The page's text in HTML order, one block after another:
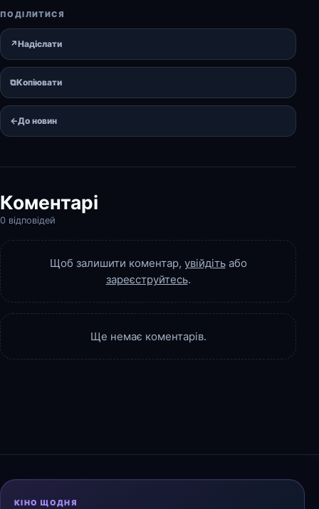
ПОДІЛИТИСЯ
↗Надіслати
⧉Копіювати
←До новин
Коментарі
0 відповідей
Щоб залишити коментар, увійдітьабо
зареєструйтесь.
Ще немає коментарів.
КІНО ЩОДНЯ